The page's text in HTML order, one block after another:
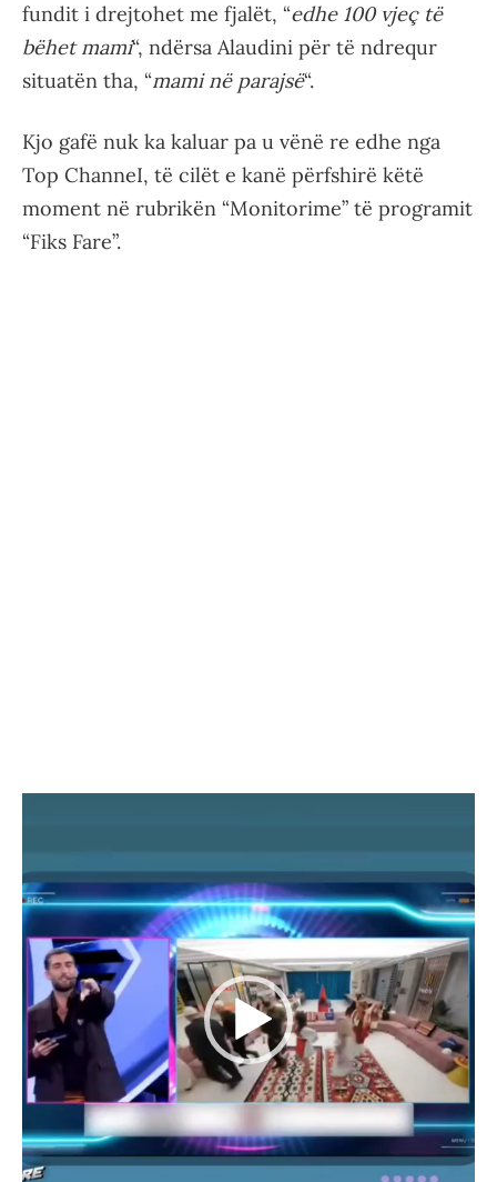
fundit i drejtohet me fjalët, “edhe 100 vjeç të
bëhet mami“, ndërsa Alaudini për të ndrequr
situatën tha, “mami në parajsë“.
Kjo gafë nuk ka kaluar pa u vënë re edhe nga
Top ChanneI, të cilët e kanë përfshirë këtë
moment në rubrikën “Monitorime” të programit
“Fiks Fare”.